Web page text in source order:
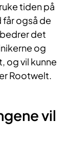
tiden på
får også de
det
og
og vil kunne
Rootwelt.
vil